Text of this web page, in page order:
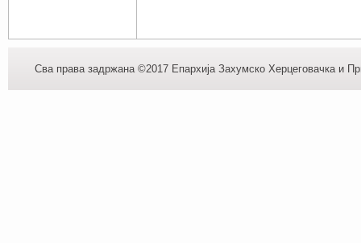
Сва права задржана ©2017 Епархија Захумско Херцеговачка и